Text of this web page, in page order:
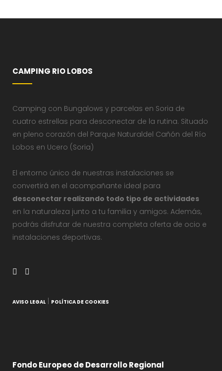
CAMPING RIO LOBOS
Camping con Bungalows y parcelas en Soria de
cuatro estrellas para desconectar de la rutina. Situado
en pleno corazón del Parque Naturaldel Cañón del Río
Lobos en Ucero (Soria)
El entorno único de nuestras instalaciones se
convertirá en el acompañante ideal para
desconectar realizando todo tipo de actividades
en la naturaleza junto a tu familia y amigos. Además,
podrás disfrutar de nuestra completa oferta de ocio e
instalaciones deportivas.
AVISO LEGAL POLÍTICA DE COOKIES
Fondo Europeo de Desarrollo Regional